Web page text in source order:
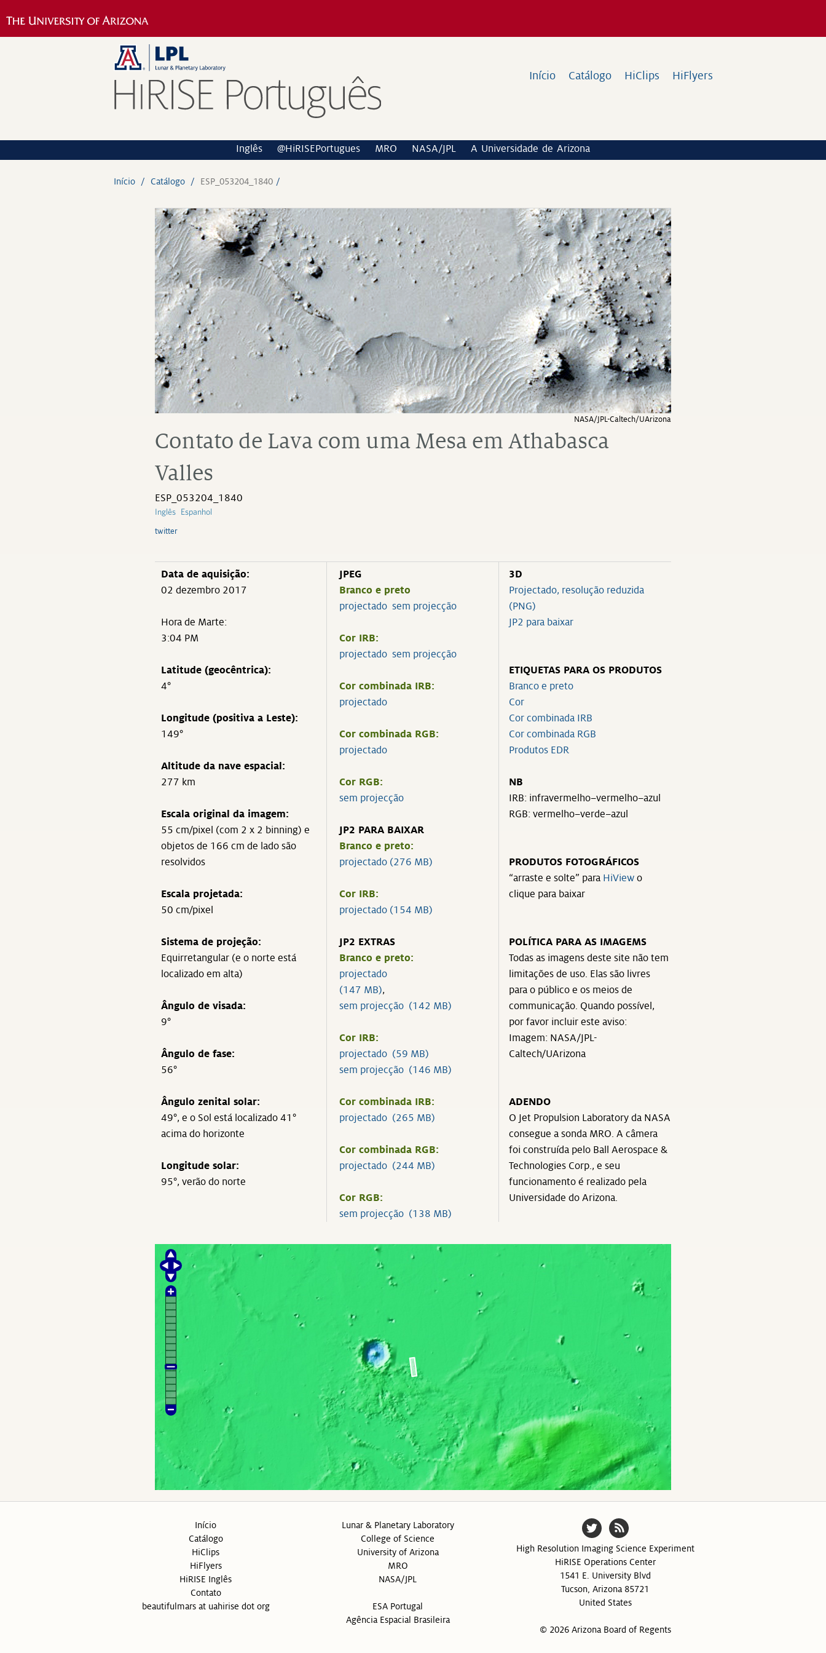
Início Catálogo HiClips HiFlyers
Inglês @HiRISEPortugues MRO NASA/JPL A Universidade de Arizona
Início Catálogo ESP_053204_1840
NASA/JPL-Caltech/UArizona
Contato de Lava com uma Mesa em Athabasca
Valles
ESP_053204_1840
Inglês Espanhol
twitter
Data de aquisição:
02 dezembro 2017
Hora de Marte:
3:04 PM
Latitude (geocêntrica):
4°
Longitude (positiva a Leste):
149°
Altitude da nave espacial:
277 km
Escala original da imagem:
55 cm/pixel (com 2 x 2 binning) e
objetos de 166 cm de lado são
resolvidos
Escala projetada:
50 cm/pixel
Sistema de projeção:
Equirretangular (e o norte está
localizado em alta)
Ângulo de visada:
9°
Ângulo de fase:
56°
Ângulo zenital solar:
49°, e o Sol está localizado 41°
acima do horizonte
Longitude solar:
95°, verão do norte
JPEG
Branco e preto
projectado sem projecção
Cor IRB:
projectado sem projecção
Cor combinada IRB:
projectado
Cor combinada RGB:
projectado
Cor RGB:
sem projecção
JP2 PARA BAIXAR
Branco e preto:
projectado (276 MB)
Cor IRB:
projectado (154 MB)
JP2 EXTRAS
Branco e preto:
projectado
(147 MB),
sem projecção (142 MB)
Cor IRB:
projectado (59 MB)
sem projecção (146 MB)
Cor combinada IRB:
projectado (265 MB)
Cor combinada RGB:
projectado (244 MB)
Cor RGB:
sem projecção (138 MB)
3D
Projectado, resolução reduzida
(PNG)
JP2 para baixar
ETIQUETAS PARA OS PRODUTOS
Branco e preto
Cor
Cor combinada IRB
Cor combinada RGB
Produtos EDR
NB
IRB: infravermelho–vermelho–azul
RGB: vermelho–verde–azul
PRODUTOS FOTOGRÁFICOS
“arraste e solte” para HiView o
clique para baixar
POLÍTICA PARA AS IMAGEMS
Todas as imagens deste site não tem
limitações de uso. Elas são livres
para o público e os meios de
communicação. Quando possível,
por favor incluir este aviso:
Imagem: NASA/JPL-
Caltech/UArizona
ADENDO
O Jet Propulsion Laboratory da NASA
consegue a sonda MRO. A câmera
foi construída pelo Ball Aerospace &
Technologies Corp., e seu
funcionamento é realizado pela
Universidade do Arizona.
Início
Catálogo
HiClips
HiFlyers
HiRISE Inglês
Contato
beautifulmars at uahirise dot org
Lunar & Planetary Laboratory
College of Science
University of Arizona
MRO
NASA/JPL
ESA Portugal
Agência Espacial Brasileira
High Resolution Imaging Science Experiment
HiRISE Operations Center
1541 E. University Blvd
Tucson, Arizona 85721
United States
© 2026 Arizona Board of Regents